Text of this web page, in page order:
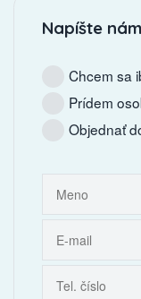
Napíšte nám
Chcem sa
Prídem
Objednať